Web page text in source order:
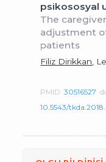
psikososyal
The
adjustment
patients
Filiz Dirikkan ,
PMID:30516527
10.5543/